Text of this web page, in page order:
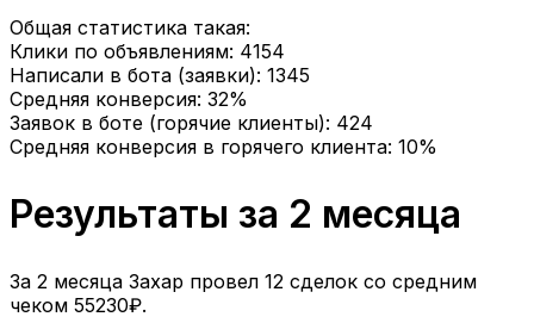
Общая статистика такая:
Клики по объявлениям: 4154
Написали в бота (заявки): 1345
Средняя конверсия: 32%
Заявок в боте (горячие клиенты): 424
Средняя конверсия в горячего клиента: 10%
Результаты за 2 месяца
За 2 месяца Захар провел 12 сделок со средним
чеком 55230₽.